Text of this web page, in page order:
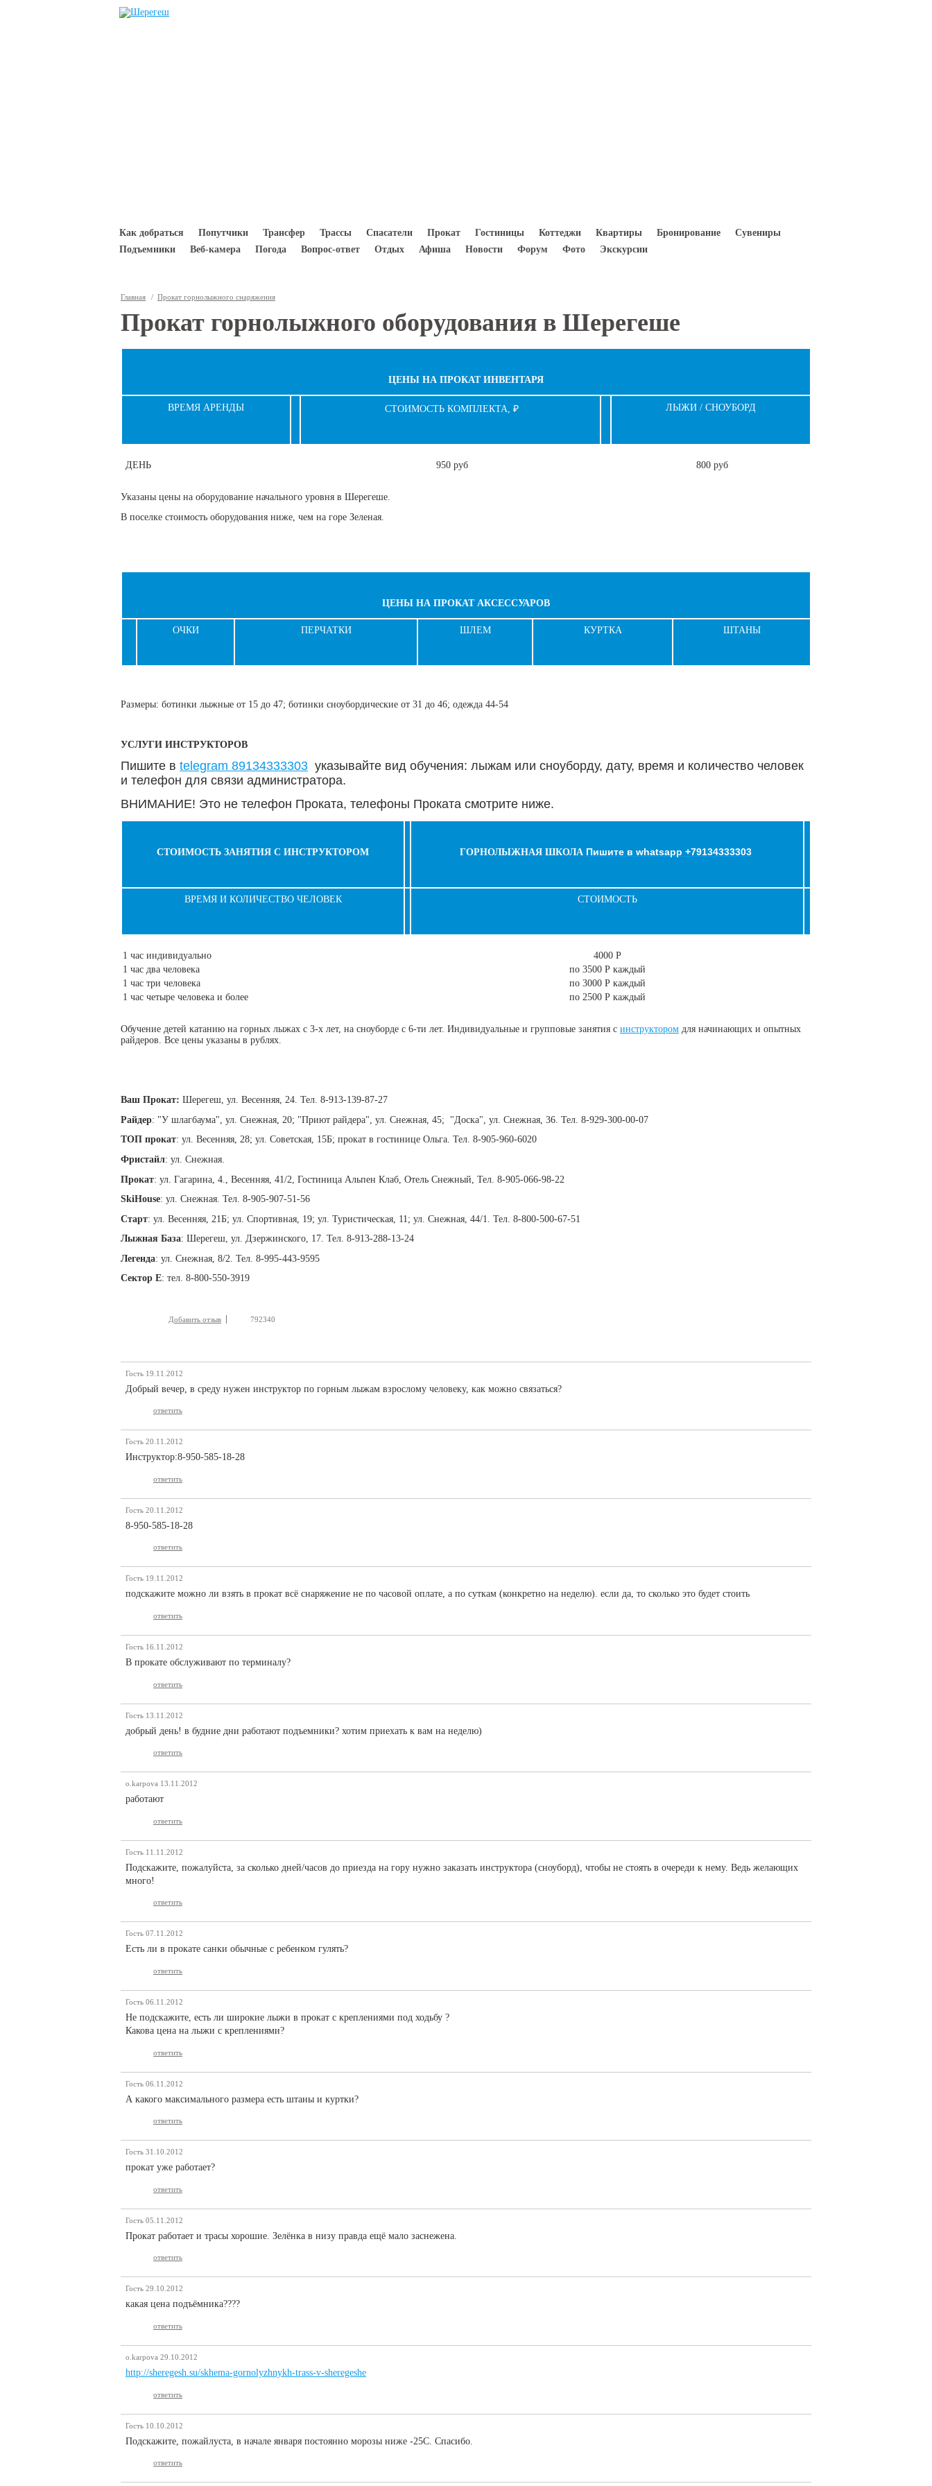
Перейти к основному содержанию
Как добраться Попутчики Трансфер Трассы Спасатели Прокат Гостиницы Коттеджи Квартиры Бронирование
Сувениры
Подъемники
Веб-камера Погода Вопрос-ответ Отдых Афиша Новости Форум Фото Экскурсии
Вы здесь
Главная / Прокат горнолыжного снаряжения
Прокат горнолыжного оборудования в Шерегеше
ЦЕНЫ НА ПРОКАТ ИНВЕНТАРЯ
ВРЕМЯ АРЕНДЫ СТОИМОСТЬ КОМПЛЕКТА, ₽ ЛЫЖИ / СНОУБОРД
ДЕНЬ 950 руб 800 руб
Указаны цены на оборудование начального уровня в Шерегеше.
В поселке стоимость оборудования ниже, чем на горе Зеленая.
ЦЕНЫ НА ПРОКАТ АКСЕССУАРОВ
ОЧКИ ПЕРЧАТКИ ШЛЕМ КУРТКА ШТАНЫ
Размеры: ботинки лыжные от 15 до 47; ботинки сноубордические от 31 до 46; одежда 44-54
УСЛУГИ ИНСТРУКТОРОВ
Пишите в telegram 89134333303 указывайте вид обучения: лыжам или сноуборду, дату, время и количество человек
и телефон для связи администратора.
ВНИМАНИЕ! Это не телефон Проката, телефоны Проката смотрите ниже.
СТОИМОСТЬ ЗАНЯТИЯ С ИНСТРУКТОРОМ ГОРНОЛЫЖНАЯ ШКОЛА Пишите в whatsapp +79134333303
ВРЕМЯ И КОЛИЧЕСТВО ЧЕЛОВЕК СТОИМОСТЬ
1 час индивидуально
4000 Р
1 час два человека
по 3500 Р каждый
1 час три человека
по 3000 Р каждый
1 час четыре человека и более
по 2500 Р каждый
Обучение детей катанию на горных лыжах с 3-х лет, на сноуборде с 6-ти лет. Индивидуальные и групповые занятия с инструктором для начинающих и опытных
райдеров. Все цены указаны в рублях.
Ваш Прокат: Шерегеш, ул. Весенняя, 24. Тел. 8-913-139-87-27
Райдер: "У шлагбаума", ул. Снежная, 20; "Приют райдера", ул. Снежная, 45; "Доска", ул. Снежная, 36. Тел. 8-929-300-00-07
ТОП прокат: ул. Весенняя, 28; ул. Советская, 15Б; прокат в гостинице Ольга. Тел. 8-905-960-6020
Фристайл: ул. Снежная.
Прокат: ул. Гагарина, 4., Весенняя, 41/2, Гостиница Альпен Клаб, Отель Снежный, Тел. 8-905-066-98-22
SkiHouse: ул. Снежная. Тел. 8-905-907-51-56
Старт: ул. Весенняя, 21Б; ул. Спортивная, 19; ул. Туристическая, 11; ул. Снежная, 44/1. Тел. 8-800-500-67-51
Лыжная База: Шерегеш, ул. Дзержинского, 17. Тел. 8-913-288-13-24
Легенда: ул. Снежная, 8/2. Тел. 8-995-443-9595
Сектор Е: тел. 8-800-550-3919
Добавить отзыв 792340
Гость 19.11.2012
Добрый вечер, в среду нужен инструктор по горным лыжам взрослому человеку, как можно связаться?
ответить
Гость 20.11.2012
Инструктор:8-950-585-18-28
ответить
Гость 20.11.2012
8-950-585-18-28
ответить
Гость 19.11.2012
подскажите можно ли взять в прокат всё снаряжение не по часовой оплате, а по суткам (конкретно на неделю). если да, то сколько это будет стоить
ответить
Гость 16.11.2012
В прокате обслуживают по терминалу?
ответить
Гость 13.11.2012
добрый день! в будние дни работают подъемники? хотим приехать к вам на неделю)
ответить
o.karpova 13.11.2012
работают
ответить
Гость 11.11.2012
Подскажите, пожалуйста, за сколько дней/часов до приезда на гору нужно заказать инструктора (сноуборд), чтобы не стоять в очереди к нему. Ведь желающих
много!
ответить
Гость 07.11.2012
Есть ли в прокате санки обычные с ребенком гулять?
ответить
Гость 06.11.2012
Не подскажите, есть ли широкие лыжи в прокат с креплениями под ходьбу ?
Какова цена на лыжи с креплениями?
ответить
Гость 06.11.2012
А какого максимального размера есть штаны и куртки?
ответить
Гость 31.10.2012
прокат уже работает?
ответить
Гость 05.11.2012
Прокат работает и трасы хорошие. Зелёнка в низу правда ещё мало заснежена.
ответить
Гость 29.10.2012
какая цена подъёмника????
ответить
o.karpova 29.10.2012
http://sheregesh.su/skhema-gornolyzhnykh-trass-v-sheregeshe
ответить
Гость 10.10.2012
Подскажите, пожайлуста, в начале января постоянно морозы ниже -25С. Спасибо.
ответить